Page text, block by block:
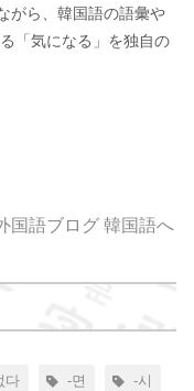
がら、韓国語の語彙や
「気になる」を独自の
다 -면 -시